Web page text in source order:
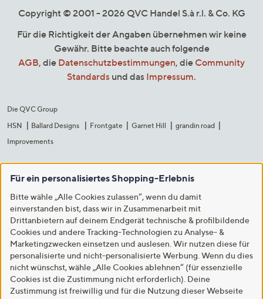
Copyright © 2001 - 2026 QVC Handel S.à r.l. & Co. KG
Für die Richtigkeit der Angaben übernehmen wir keine
Gewähr. Bitte beachte auch folgende
AGB, die Datenschutzbestimmungen, die Community
Standards und das Impressum.
Die QVC Group
HSN
Ballard Designs Frontgate Garnet Hill
grandin road
Improvements
Für ein personalisiertes Shopping-Erlebnis
Bitte wähle „Alle Cookies zulassen“, wenn du damit
einverstanden bist, dass wir in Zusammenarbeit mit
Drittanbietern auf deinem Endgerät technische & profilbildende
Cookies und andere Tracking-Technologien zu Analyse- &
Marketingzwecken einsetzen und auslesen. Wir nutzen diese für
personalisierte und nicht-personalisierte Werbung. Wenn du dies
nicht wünschst, wähle „Alle Cookies ablehnen“ (für essenzielle
Cookies ist die Zustimmung nicht erforderlich). Deine
Zustimmung ist freiwillig und für die Nutzung dieser Webseite